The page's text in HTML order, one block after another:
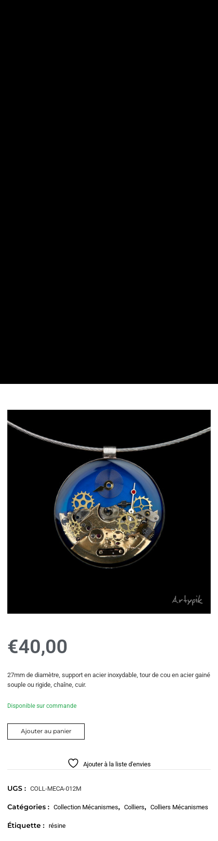
€40,00
27mm de diamètre, support en acier inoxydable, tour de cou en acier gainé
souple ou rigide, chaîne, cuir.
Disponible sur commande
Ajouter au panier
Ajouter à la liste d'envies
UGS : COLL-MECA-012M
Catégories : Collection Mécanismes, Colliers, Colliers Mécanismes
Étiquette : résine